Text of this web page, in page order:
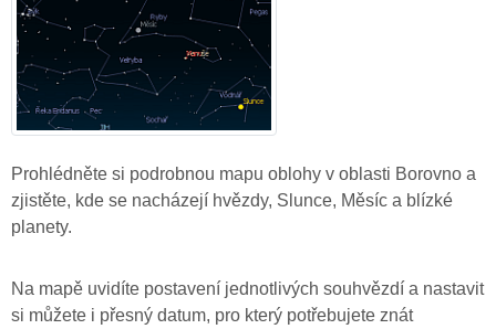
Prohlédněte si podrobnou mapu oblohy v oblasti Borovno a
zjistěte, kde se nacházejí hvězdy, Slunce, Měsíc a blízké
planety.
Na mapě uvidíte postavení jednotlivých souhvězdí a nastavit
si můžete i přesný datum, pro který potřebujete znát